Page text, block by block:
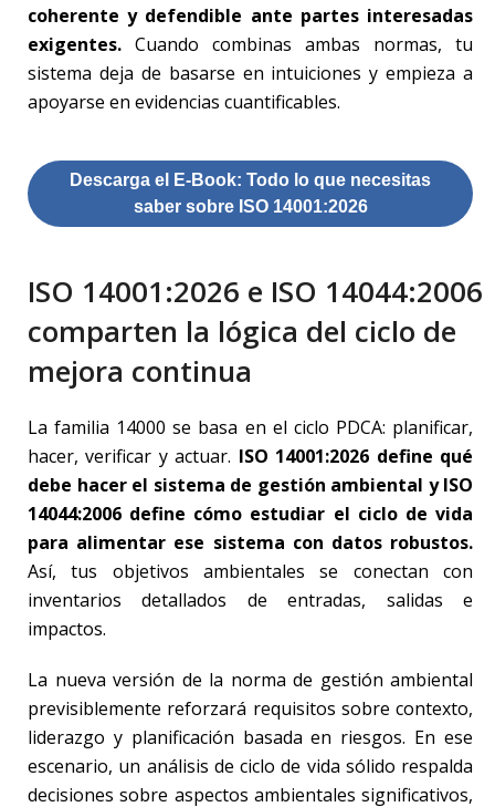
coherente y defendible ante partes interesadas
exigentes. Cuando combinas ambas normas, tu
sistema deja de basarse en intuiciones y empieza a
apoyarse en evidencias cuantificables.
Descarga el E-Book: Todo lo que necesitas
saber sobre ISO 14001:2026
ISO 14001:2026 e ISO 14044:2006
comparten la lógica del ciclo de
mejora continua
La familia 14000 se basa en el ciclo PDCA: planificar,
hacer, verificar y actuar. ISO 14001:2026 define qué
debe hacer el sistema de gestión ambiental y ISO
14044:2006 define cómo estudiar el ciclo de vida
para alimentar ese sistema con datos robustos.
Así, tus objetivos ambientales se conectan con
inventarios detallados de entradas, salidas e
impactos.
La nueva versión de la norma de gestión ambiental
previsiblemente reforzará requisitos sobre contexto,
liderazgo y planificación basada en riesgos. En ese
escenario, un análisis de ciclo de vida sólido respalda
decisiones sobre aspectos ambientales significativos,